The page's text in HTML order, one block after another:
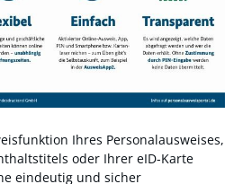
Ihres Personalausweises,
oder Ihrer eID-Karte
eindeutig und sicher